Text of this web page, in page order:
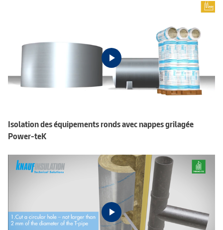
Isolation des équipements ronds avec nappes grilagée
Power-teK